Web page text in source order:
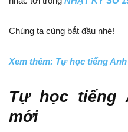
Chúng ta cùng bắt đầu nhé!
Xem thêm: Tự học tiếng Anh
Tự học tiếng
mới